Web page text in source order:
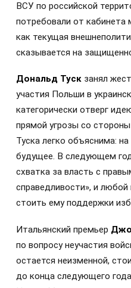
ВСУ по российской
потребовали от
как текущая
сказывается на
Дональд Туск занял
участия Польши в
категорически отверг
прямой угрозы со
Туска легко объяснима:
будущее. В следующем
схватка за власть с
справедливости», и
стоить ему поддержки
Итальянский премьер
по вопросу неучастия
остается неизменной,
до конца следующего